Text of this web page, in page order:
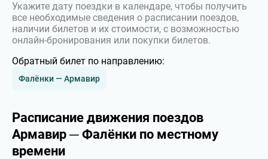
Укажите дату поездки в календаре, чтобы получить
все необходимые сведения о расписании поездов,
наличии билетов и их стоимости, с возможностью
онлайн-бронирования или покупки билетов.
Обратный билет по направлению:
Фалёнки — Армавир
Расписание движения поездов
Армавир ─ Фалёнки по местному
времени